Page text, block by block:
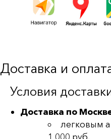
Доставка и
Условия
Доставка по
легковым
1 000 руб.